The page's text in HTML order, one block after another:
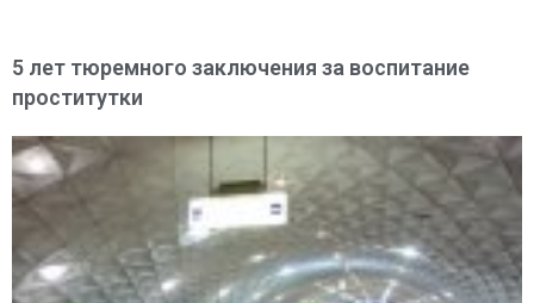
5 лет тюремного заключения за воспитание
проститутки